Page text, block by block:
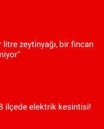
litre zeytinyağı, bir fincan
8 ilçede elektrik kesintisi!